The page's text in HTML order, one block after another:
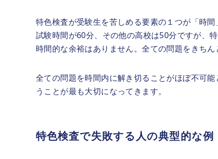
特色検査が受験生を苦しめる要素の１つが「時
試験時間が60分、その他の高校は50分ですが、
時間的な余裕はありません。全ての問題をきち
全ての問題を時間内に解き切ることがほぼ不可
うことが最も大切になってきます。
特色検査で失敗する人の典型的な例